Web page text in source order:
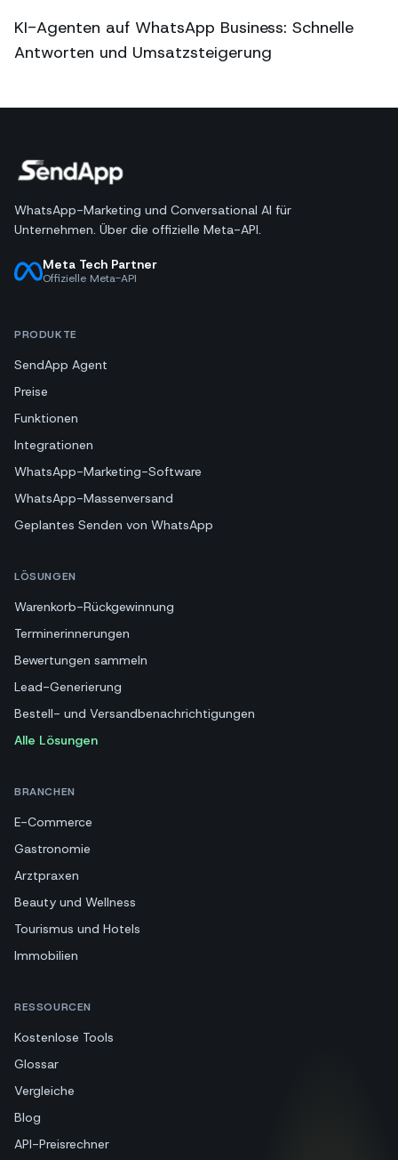
KI-Agenten auf WhatsApp Business: Schnelle
Antworten und Umsatzsteigerung
WhatsApp-Marketing und Conversational AI für
Unternehmen. Über die offizielle Meta-API.
Meta Tech Partner
Offizielle Meta-API
PRODUKTE
SendApp Agent
Preise
Funktionen
Integrationen
WhatsApp-Marketing-Software
WhatsApp-Massenversand
Geplantes Senden von WhatsApp
LÖSUNGEN
Warenkorb-Rückgewinnung
Terminerinnerungen
Bewertungen sammeln
Lead-Generierung
Bestell- und Versandbenachrichtigungen
Alle Lösungen
BRANCHEN
E-Commerce
Gastronomie
Arztpraxen
Beauty und Wellness
Tourismus und Hotels
Immobilien
RESSOURCEN
Kostenlose Tools
Glossar
Vergleiche
Blog
API-Preisrechner